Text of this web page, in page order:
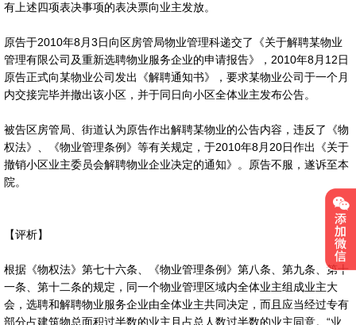
有上述四项表决事项的表决票向业主发放。
原告于2010年8月3日向区房管局物业管理科递交了《关于解聘某物业
管理有限公司及重新选聘物业服务企业的申请报告》，2010年8月12日
原告正式向某物业公司发出《解聘通知书》，要求某物业公司于一个月
内交接完毕并撤出该小区，并于同日向小区全体业主发布公告。
被告区房管局、街道认为原告作出解聘某物业的公告内容，违反了《物
权法》、《物业管理条例》等有关规定，于2010年8月20日作出《关于
撤销小区业主委员会解聘物业企业决定的通知》。原告不服，遂诉至本
院。
【评析】
根据《物权法》第七十六条、《物业管理条例》第八条、第九条、第十
一条、第十二条的规定，同一个物业管理区域内全体业主组成业主大
会，选聘和解聘物业服务企业由全体业主共同决定，而且应当经过专有
部分占建筑物总面积过半数的业主且占总人数过半数的业主同意。“业